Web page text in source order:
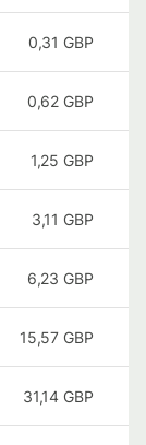
0,31 GBP
0,62 GBP
1,25 GBP
3,11 GBP
6,23 GBP
15,57 GBP
31,14 GBP